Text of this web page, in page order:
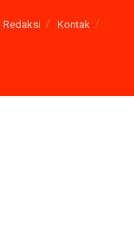
Redaksi
Kontak